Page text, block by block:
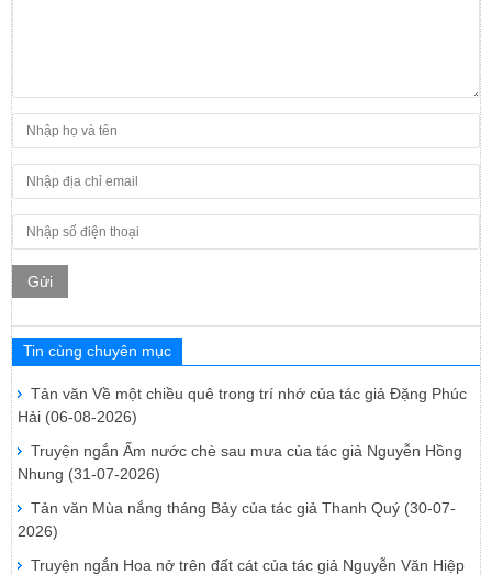
Gửi
Tin cùng chuyên mục
Tản văn Về một chiều quê trong trí nhớ của tác giả Đặng Phúc
Hải (06-08-2026)
Truyện ngắn Ấm nước chè sau mưa của tác giả Nguyễn Hồng
Nhung (31-07-2026)
Tản văn Mùa nắng tháng Bảy của tác giả Thanh Quý (30-07-
2026)
Truyện ngắn Hoa nở trên đất cát của tác giả Nguyễn Văn Hiệp